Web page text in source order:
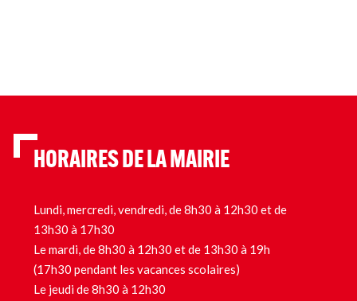
HORAIRES DE LA MAIRIE
Lundi, mercredi, vendredi, de 8h30 à 12h30 et de
13h30 à 17h30
Le mardi, de 8h30 à 12h30 et de 13h30 à 19h
(17h30 pendant les vacances scolaires)
Le jeudi de 8h30 à 12h30